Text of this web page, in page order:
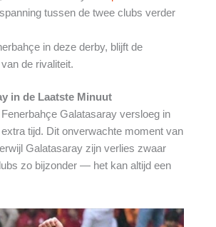
tussen de twee clubs verder
in deze derby, blijft de
de rivaliteit.
in de Laatste Minuut
Galatasaray versloeg in
tijd. Dit onverwachte moment van
Galatasaray zijn verlies zwaar
zo bijzonder — het kan altijd een